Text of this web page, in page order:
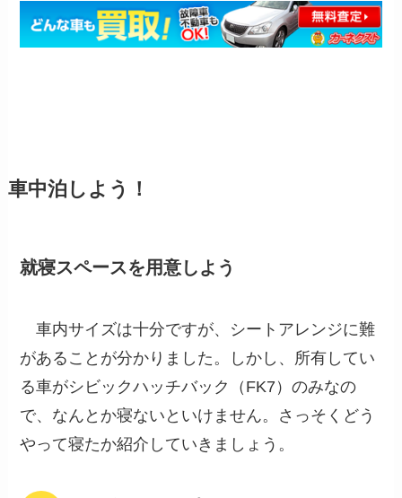
車中泊しよう！
就寝スペースを用意しよう
車内サイズは十分ですが、シートアレンジに難
があることが分かりました。しかし、所有してい
る車がシビックハッチバック（FK7）のみなの
で、なんとか寝ないといけません。さっそくどう
やって寝たか紹介していきましょう。